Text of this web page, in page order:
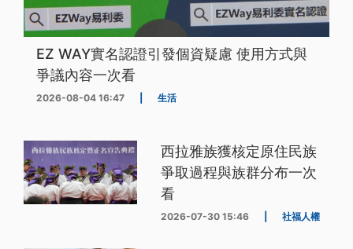
EZ WAY實名認證引發個資疑慮 使用方式與
爭議內容一次看
2026-08-04 16:47 生活
西拉雅族獲核定原住民族
爭取過程與族群分布一次
看
2026-07-30 15:46 社福人權